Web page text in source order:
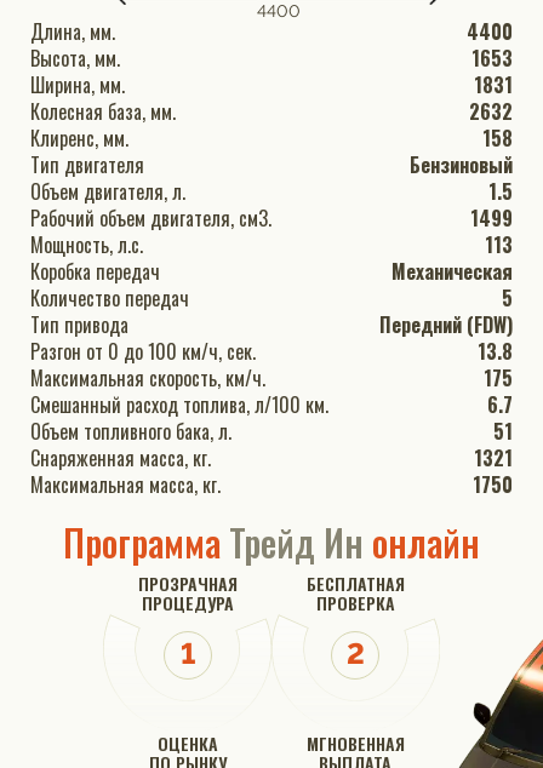
4400
Длина, мм.
4400
Высота, мм.
1653
Ширина, мм.
1831
Колесная база, мм.
2632
Клиренс, мм.
158
Тип двигателя
Бензиновый
Объем двигателя, л.
1.5
Рабочий объем двигателя, см3.
1499
Мощность, л.с.
113
Коробка передач
Механическая
Количество передач
5
Тип привода
Передний (FDW)
Разгон от 0 до 100 км/ч, сек.
13.8
Максимальная скорость, км/ч.
175
Смешанный расход топлива, л/100 км.
6.7
Объем топливного бака, л.
51
Снаряженная масса, кг.
1321
Максимальная масса, кг.
1750
ПрограммаТрейд Ин онлайн
ПРОЗРАЧНАЯ
ПРОЦЕДУРА
БЕСПЛАТНАЯ
ПРОВЕРКА
ОЦЕНКА
ПО РЫНКУ
МГНОВЕННАЯ
ВЫПЛАТА